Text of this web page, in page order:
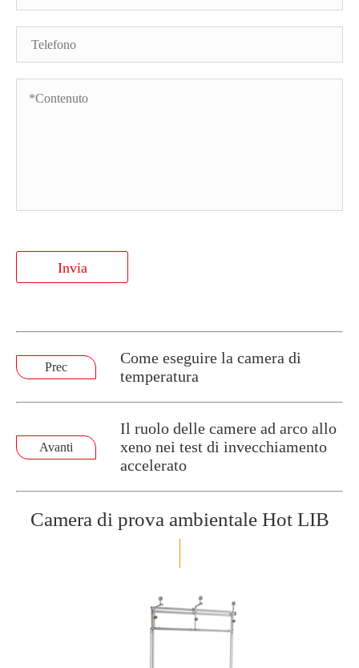
Invia
Prec
Come eseguire la camera di
temperatura
Avanti
Il ruolo delle camere ad arco allo
xeno nei test di invecchiamento
accelerato
Camera di prova ambientale Hot LIB